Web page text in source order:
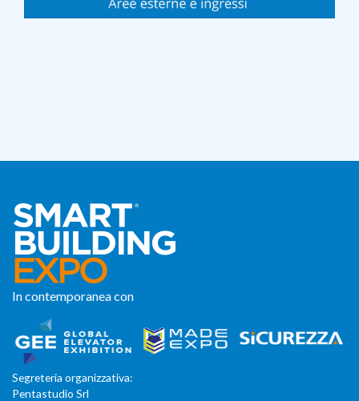
In contemporanea con
Segreteria organizzativa:
Pentastudio Srl